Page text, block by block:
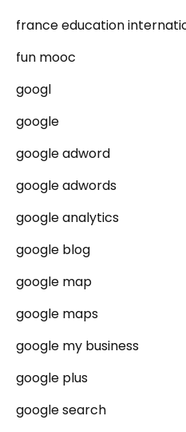
france education
fun mooc
googl
google
google adword
google adwords
google analytics
google blog
google map
google maps
google my business
google plus
google search